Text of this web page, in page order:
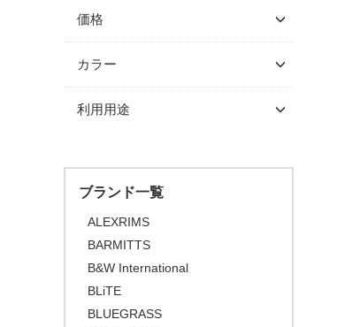
ステム
価格
～ \5,000
\5,001 ～ 10,000
\10,001 ～ 20,000
\30,001 ～ 50,000
\50,001 ～
カラー
利用用途
ブランド一覧
ALEXRIMS
BARMITTS
B&W International
BLiTE
BLUEGRASS